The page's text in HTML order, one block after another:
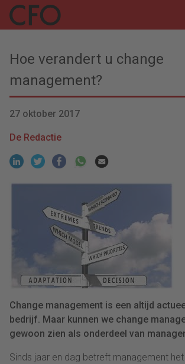
Hoe verandert u change
management?
27 oktober 2017
De Redactie
Change management is een altijd
bedrijf. Maar kunnen we change
gewoon zien als onderdeel van
Sinds jaar en dag betreft management